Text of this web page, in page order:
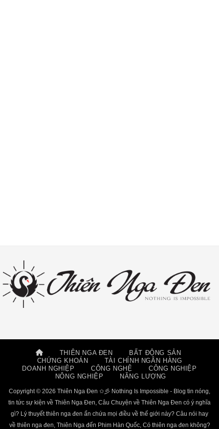
THIÊN NGA ĐEN
BẤT ĐỘNG SẢN
CHỨNG KHOÁN
TÀI CHÍNH NGÂN HÀNG
DOANH NGHIỆP
CÔNG NGHỆ
CÔNG NGHIỆP
NÔNG NGHIỆP
NĂNG LƯỢNG
Copyright © 2026 Thiên Nga Đen ✩彡 Nothing Is Impossible - Blog tin nóng,
tin tức sự kiện về Thiên Nga Đen, Câu Chuyện về Thiên Nga Đen có ý nghĩa
gì? Lý thuyết thiên nga đen ẩn chứa mọi điều về thế giới này? Câu nói hay
về thiên nga đen, Thiên Nga đến Phim Hàn Quốc, Có thiên nga đen không?